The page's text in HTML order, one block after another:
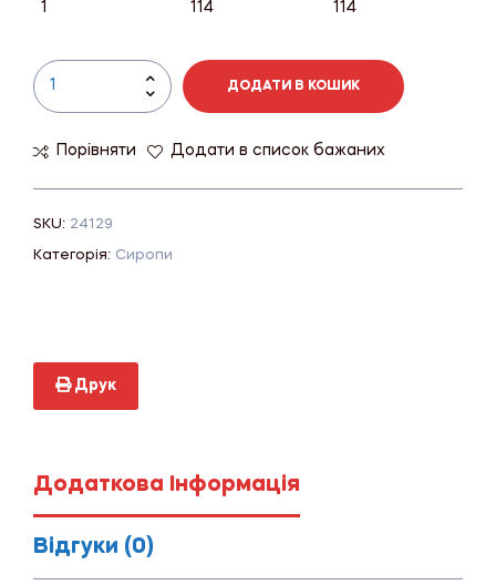
1 114 114
ДОДАТИ В КОШИК
Порівняти Додати в список бажаних
SKU: 24129
Категорія: Сиропи
Друк
Додаткова Інформація
Відгуки (0)